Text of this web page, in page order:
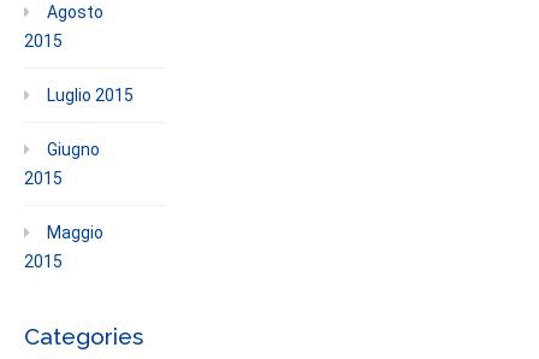
Agosto
2015
Luglio 2015
Giugno
2015
Maggio
2015
Categories